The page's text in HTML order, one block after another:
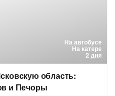
На автобусе
На катере
2 дня
область:
и Печоры